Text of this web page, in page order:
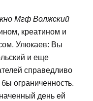
Мгф Волжский
креатином и
Улюкаев: Вы
и еще
справедливо
ограниченность.
день ей